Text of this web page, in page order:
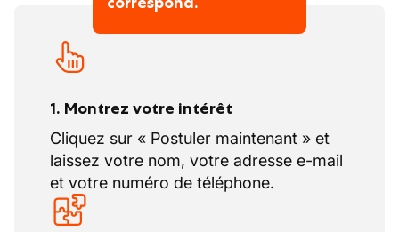
1. Montrez votre intérêt
Cliquez sur « Postuler maintenant » et
laissez votre nom, votre adresse e-mail
et votre numéro de téléphone.